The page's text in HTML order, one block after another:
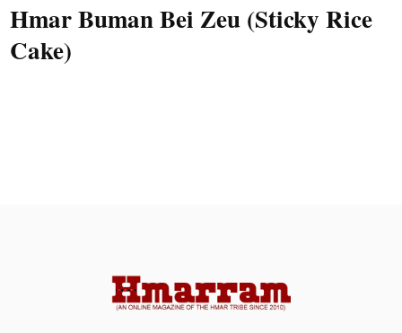
Hmar Buman Bei Zeu (Sticky Rice
Cake)